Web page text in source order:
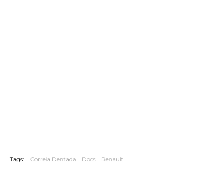
Tags: Correia Dentada Docs Renault